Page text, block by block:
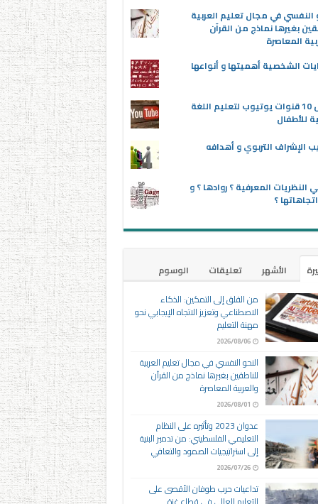
النفسي في مجال تعليم العربية
بغيرها نماذج من القرآن
المعاصرة
الشخصية أهميتها و أنواعها
أفضل 10 قنوات يوتيوب لتعليم اللغة
للأطفال
الإشراف التربوي و أهدافه
النظريات المعرفية ؟ روادها ؟ و
؟
الأشهر تعليقات
الوسوم
من القلق إلى التمكين: الذكاء
الاصطناعي وتعزيز الاتجاه الإيجابي نحو
مهنة التعليم
2026/08/06
النحو النفسي في مجال تعليم العربية
للناطقين بغيرها نماذج من القرآن
والعربية المعاصرة
2026/08/01
عدوان 2023 وتأثيره على النظام
التعليمي الفلسطيني: من تدمير البنية
إلى استراتيجيات الصمود والتعافي
2026/07/26
تداعيات حرب طوفان الأقصى على